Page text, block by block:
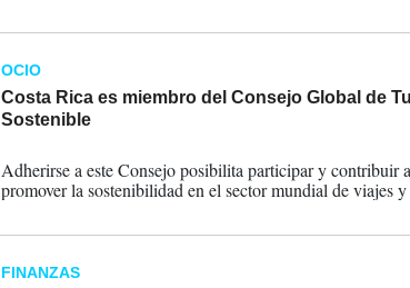
OCIO
Costa Rica es miembro del Consejo Global de
Sostenible
Adherirse a este Consejo posibilita participar y contribuir a
promover la sostenibilidad en el sector mundial de viajes
FINANZAS